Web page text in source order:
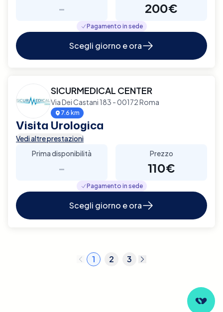
- 200€
Pagamento in sede
Scegli giorno e ora
SICURMEDICAL CENTER
Via Dei Castani 183 - 00172 Roma
7.6 km
Visita Urologica
Vedi altre prestazioni
Prima disponibilità
-
Prezzo
110€
Pagamento in sede
Scegli giorno e ora
1 2 3